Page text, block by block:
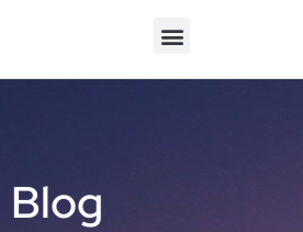
Blog